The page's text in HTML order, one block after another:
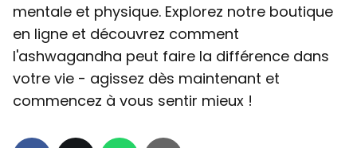
mentale et physique. Explorez notre boutique
en ligne et découvrez comment
l'ashwagandha peut faire la différence dans
votre vie - agissez dès maintenant et
commencez à vous sentir mieux !